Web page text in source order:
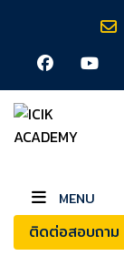
MENU
ติดต่อสอบถาม